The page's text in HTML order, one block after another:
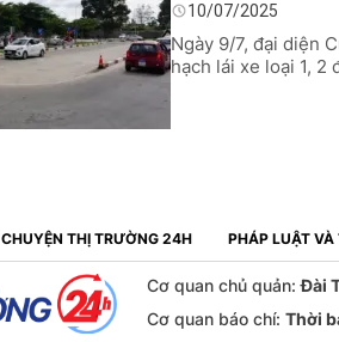
10/07/2025
Ngày 9/7, đại diện
hạch lái xe loại 1, 2
CHUYỆN THỊ TRƯỜNG 24H PHÁP LUẬT VÀ
Cơ quan chủ quản:Đài
Cơ quan báo chí: Thời